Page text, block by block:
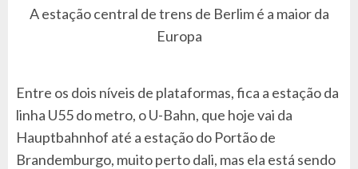
A estação central de trens de Berlim é a maior da
Europa
Entre os dois níveis de plataformas, fica a estação da
linha U55 do metro, o U-Bahn, que hoje vai da
Hauptbahnhof até a estação do Portão de
Brandemburgo, muito perto dali, mas ela está sendo